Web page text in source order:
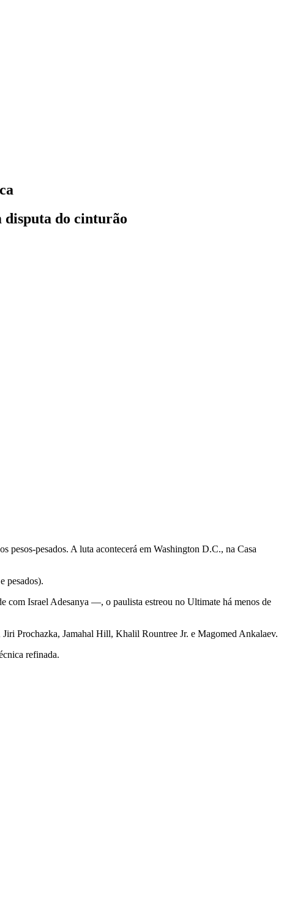
disputa do cinturão
pesados. A luta acontecerá em Washington D.C., na Casa
pesados).
com Israel Adesanya —, o paulista estreou no Ultimate há menos de
Prochazka, Jamahal Hill, Khalil Rountree Jr. e Magomed Ankalaev.
refinada.